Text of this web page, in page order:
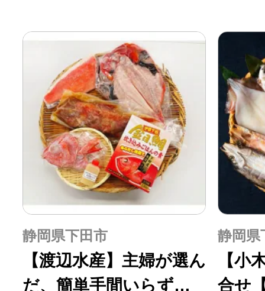
静岡県下田市
【渡辺水産】主婦が選ん
だ、簡単手間いらずの
静岡県
【小
合せ